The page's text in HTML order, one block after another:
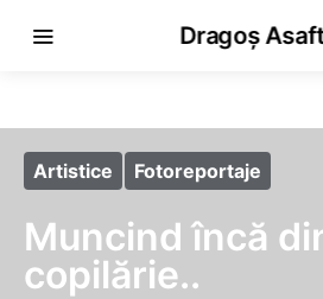
Dragoș
Artistice Fotoreportaje
Muncind încă
copilărie..